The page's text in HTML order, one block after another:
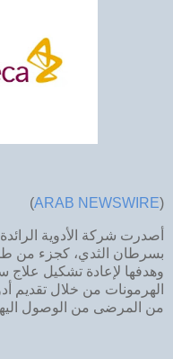
(
ARAB NEWSWIRE
)
أصدرت شركة الأدوية
بسرطان الثدي، كجزء من
وهدفها لإعادة تشكيل علاج
الهرمونات من خلال تقديم
من المرضى من الوصول